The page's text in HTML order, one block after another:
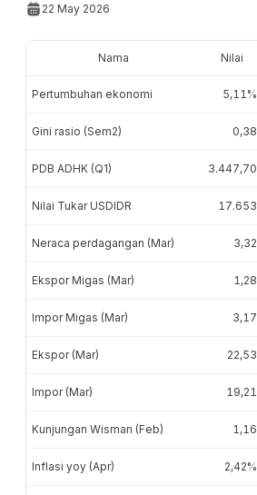
22 May 2026
Nama Nilai
Pertumbuhan ekonomi 5,11%
Gini rasio (Sem2) 0,38
PDB ADHK (Q1) 3.447,70
Nilai Tukar USDIDR 17.653
Neraca perdagangan (Mar) 3,32
Ekspor Migas (Mar) 1,28
Impor Migas (Mar) 3,17
Ekspor (Mar) 22,53
Impor (Mar) 19,21
Kunjungan Wisman (Feb) 1,16
Inflasi yoy (Apr) 2,42%